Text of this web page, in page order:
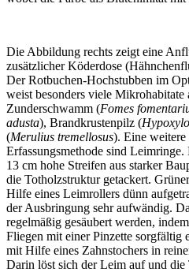
Die Abbildung rechts zeigt eine
zusätzlicher Köderdose
Der Rotbuchen-Hochstubben im
weist besonders viele Mikrohabitate
Zunderschwamm (Fomes
adusta), Brandkrustenpilz (
(Merulius tremellosus). Eine weitere
Erfassungsmethode sind
13 cm hohe Streifen aus starker
die Totholzstruktur getackert.
Hilfe eines Leimrollers dünn
der Ausbringung sehr aufwändig.
regelmäßig gesäubert werden,
Fliegen mit einer Pinzette sorgfältig
mit Hilfe eines Zahnstochers in
Darin löst sich der Leim auf und die